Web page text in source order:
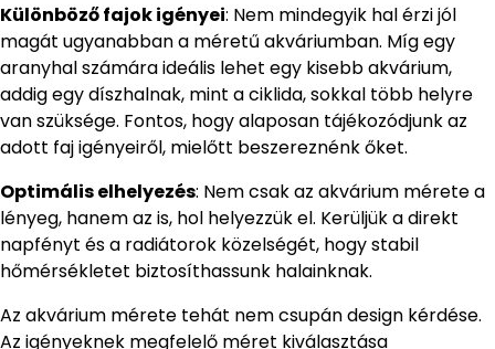
Különböző fajok igényei: Nem mindegyik hal érzi jól
magát ugyanabban a méretű akváriumban. Míg egy
aranyhal számára ideális lehet egy kisebb akvárium,
addig egy díszhalnak, mint a ciklida, sokkal több helyre
van szüksége. Fontos, hogy alaposan tájékozódjunk az
adott faj igényeiről, mielőtt beszereznénk őket.
Optimális elhelyezés: Nem csak az akvárium mérete a
lényeg, hanem az is, hol helyezzük el. Kerüljük a direkt
napfényt és a radiátorok közelségét, hogy stabil
hőmérsékletet biztosíthassunk halainknak.
Az akvárium mérete tehát nem csupán design kérdése.
Az igényeknek megfelelő méret kiválasztása